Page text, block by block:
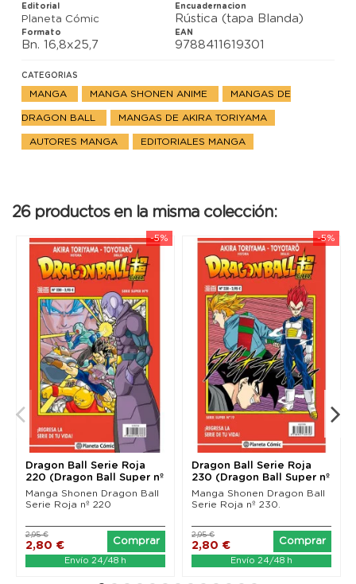
Editorial
Planeta Cómic
Encuadernacion
Rústica (tapa Blanda)
Formato
Bn. 16,8x25,7
EAN
9788411619301
CATEGORIAS
MANGA MANGA SHONEN ANIME MANGAS DE
DRAGON BALL MANGAS DE AKIRA TORIYAMA
AUTORES MANGA EDITORIALES MANGA
26 productos en la misma colección:
-5%
Dragon Ball Serie Roja
220 (Dragon Ball Super nº
9)
Manga Shonen Dragon Ball
Serie Roja nº 220
2,80 €
2,95 €
Comprar
Envío 24/48 h
-5%
Dragon Ball Serie Roja
230 (Dragon Ball Super nº
19)
Manga Shonen Dragon Ball
Serie Roja nº 230.
2,80 €
2,95 €
Comprar
Envío 24/48 h